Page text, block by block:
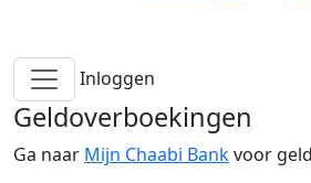
Inloggen
Geldoverboekingen
Ga naar Mijn Chaabi Bankvoor